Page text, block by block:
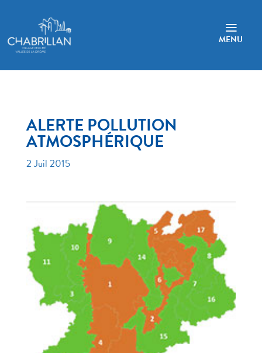
a
MENU
ALERTE POLLUTION
ATMOSPHÉRIQUE
2 Juil 2015